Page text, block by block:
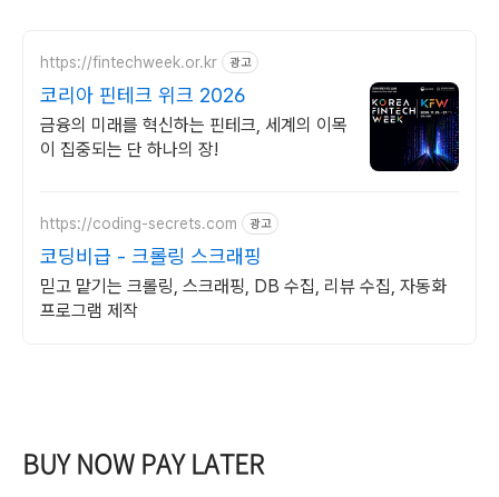
https://fintechweek.or.kr 광고
코리아 핀테크 위크 2026
금융의 미래를 혁신하는 핀테크, 세계의 이목
이 집중되는 단 하나의 장!
https://coding-secrets.com 광고
코딩비급 - 크롤링 스크래핑
믿고 맡기는 크롤링, 스크래핑, DB 수집, 리뷰 수집, 자동화
프로그램 제작
BUY NOW PAY LATER